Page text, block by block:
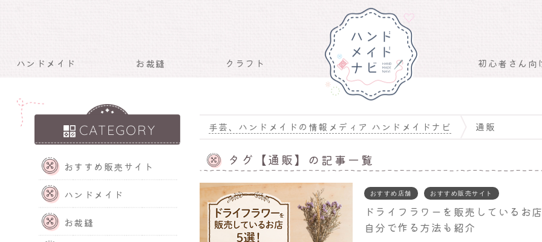
ハンドメイド お裁縫 クラフト 初心者さん向
CATEGORY
おすすめ販売サイト
ハンドメイド
お裁縫
手芸、ハンドメイドの情報メディア ハンドメイドナビ 通販
タグ【通販】の記事一覧
おすすめ店舗 おすすめ販売サイト
ドライフラワーを販売しているお
自分で作る方法も紹介